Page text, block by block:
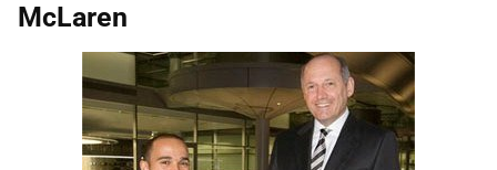
McLaren